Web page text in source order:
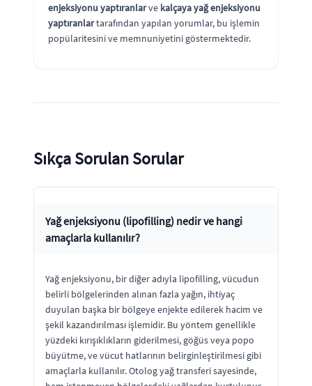
enjeksiyonu yaptıranlarve kalçaya yağ enjeksiyonu
yaptıranlartarafından yapılan yorumlar, bu işlemin
popülaritesini ve memnuniyetini göstermektedir.
Sıkça Sorulan Sorular
Yağ enjeksiyonu (lipofilling) nedir ve hangi
amaçlarla kullanılır?
Yağ enjeksiyonu, bir diğer adıyla lipofilling, vücudun
belirli bölgelerinden alınan fazla yağın, ihtiyaç
duyulan başka bir bölgeye enjekte edilerek hacim ve
şekil kazandırılması işlemidir. Bu yöntem genellikle
yüzdeki kırışıklıkların giderilmesi, göğüs veya popo
büyütme, ve vücut hatlarının belirginleştirilmesi gibi
amaçlarla kullanılır. Otolog yağ transferi sayesinde,